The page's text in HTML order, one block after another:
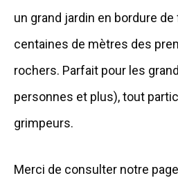
un grand jardin en bordure
centaines de mètres des
rochers. Parfait pour les
personnes et plus), tout
grimpeurs.
Merci de consulter notre